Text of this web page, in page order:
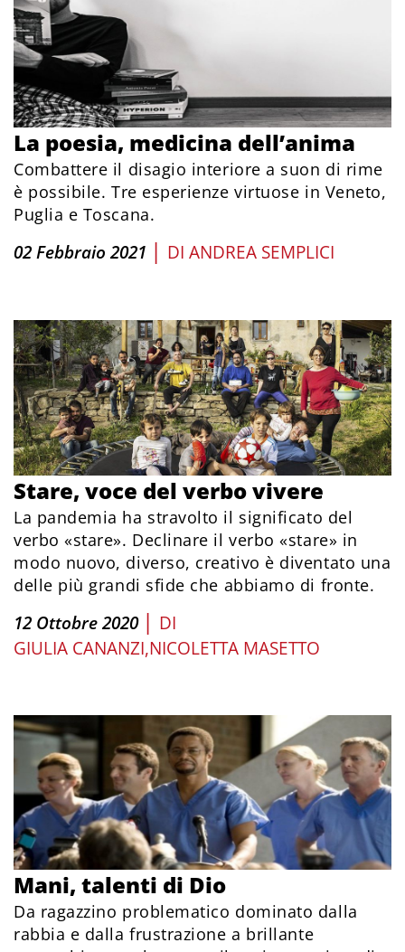
La poesia, medicina dell’anima
Combattere il disagio interiore a suon di rime
è possibile. Tre esperienze virtuose in Veneto,
Puglia e Toscana.
02 Febbraio 2021 | DI ANDREA SEMPLICI
Stare, voce del verbo vivere
La pandemia ha stravolto il significato del
verbo «stare». Declinare il verbo «stare» in
modo nuovo, diverso, creativo è diventato una
delle più grandi sfide che abbiamo di fronte.
12 Ottobre 2020 | DI
GIULIA CANANZI NICOLETTA MASETTO
Mani, talenti di Dio
Da ragazzino problematico dominato dalla
rabbia e dalla frustrazione a brillante